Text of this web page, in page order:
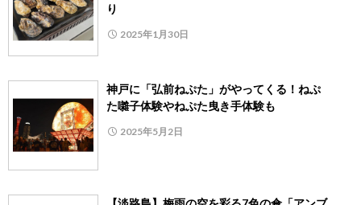
り
2025年1月30日
神戸に「弘前ねぷた」がやってくる！ねぷ
た囃子体験やねぷた曳き手体験も
2025年5月2日